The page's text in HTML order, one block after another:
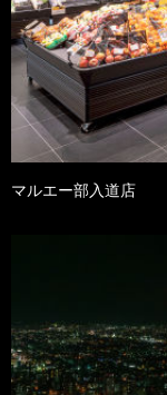
マルエー部入道店